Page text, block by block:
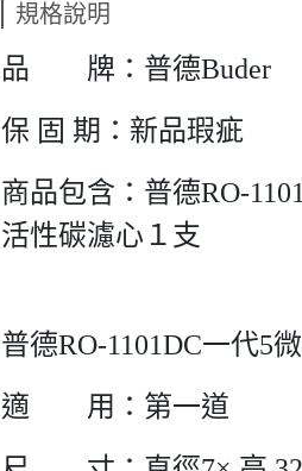
規格說明
品 牌：普德Buder
保 固 期：新品瑕疵
商品包含：普德RO-
活性碳濾心１支
普德RO-1101DC一代5
適 用：第一道